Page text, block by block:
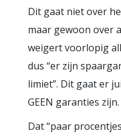
Dit gaat niet over
maar gewoon over
weigert voorlopig
dus “er zijn
limiet”. Dit gaat er
GEEN garanties zijn.
Dat “paar